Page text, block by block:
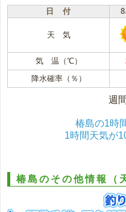
日 付
天 気
気 温（℃）
降水確率（％）
週
椿島の1時
1時間天気が
椿島のその他情報（